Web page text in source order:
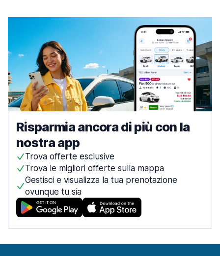
Risparmia ancora di più con la
nostra app
Trova offerte esclusive
Trova le migliori offerte sulla mappa
Gestisci e visualizza la tua prenotazione
ovunque tu sia